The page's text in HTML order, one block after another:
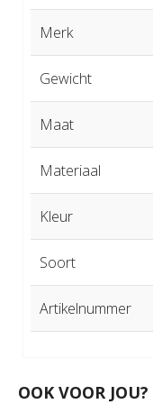
Merk
Gewicht
Maat
Materiaal
Kleur
Soort
Artikelnummer
OOK VOOR JOU?